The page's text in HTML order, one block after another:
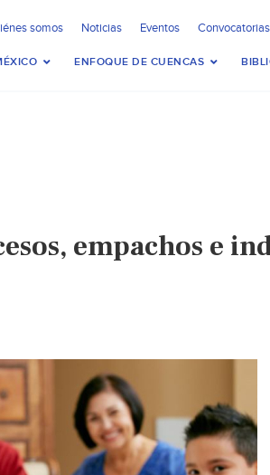
somos Noticias Eventos Convocatorias
ENFOQUE DE CUENCAS
empachos e